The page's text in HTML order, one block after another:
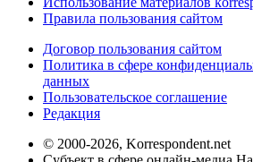
Правила пользования сайтом
Договор пользования сайтом
Политика в сфере
данных
Пользовательское соглашение
Редакция
© 2000-2026, Korrespondent.net